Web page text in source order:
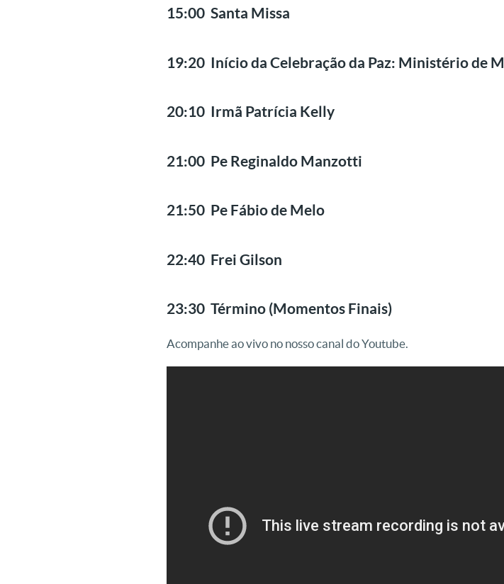
15:00 Santa Missa
19:20 Início da Celebração da Paz: Ministério de
20:10 Irmã Patrícia Kelly
21:00 Pe Reginaldo Manzotti
21:50 Pe Fábio de Melo
22:40 Frei Gilson
23:30 Término (Momentos Finais)
Acompanhe ao vivo no nosso canal do Youtube.